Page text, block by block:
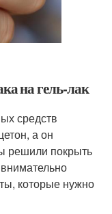
на гель-лак
средств
а он
решили покрыть
которые нужно